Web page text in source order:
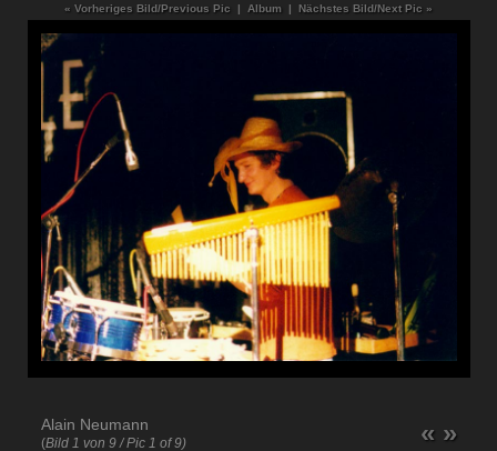
« Vorheriges Bild/Previous Pic | Album | Nächstes Bild/Next Pic »
Alain Neumann
(Bild 1 von 9 / Pic 1 of 9) « »